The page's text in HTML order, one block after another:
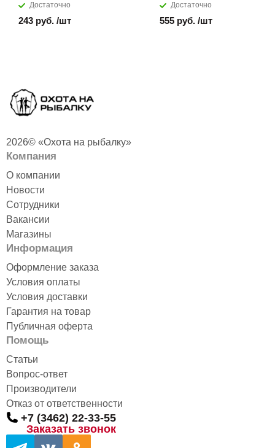
Достаточно
243 руб. /шт
Достаточно
555 руб. /шт
2026© «Охота на рыбалку»
Компания
О компании
Новости
Сотрудники
Вакансии
Магазины
Информация
Оформление заказа
Условия оплаты
Условия доставки
Гарантия на товар
Публичная оферта
Помощь
Статьи
Вопрос-ответ
Производители
Отказ от ответственности
+7 (3462) 22-33-55
Заказать звонок